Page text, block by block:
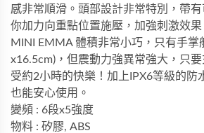
感非常順滑。頭部設計非常特別，帶
你加力向重點位置施壓，加強刺激效果
MINI EMMA 體積非常小巧，只有手掌
x16.5cm)，但震動力強異常強大，只
受約2小時的快樂！加上IPX6等級的防
也能安心使用。
變頻 : 6段x5強度
物料 : 矽膠, ABS